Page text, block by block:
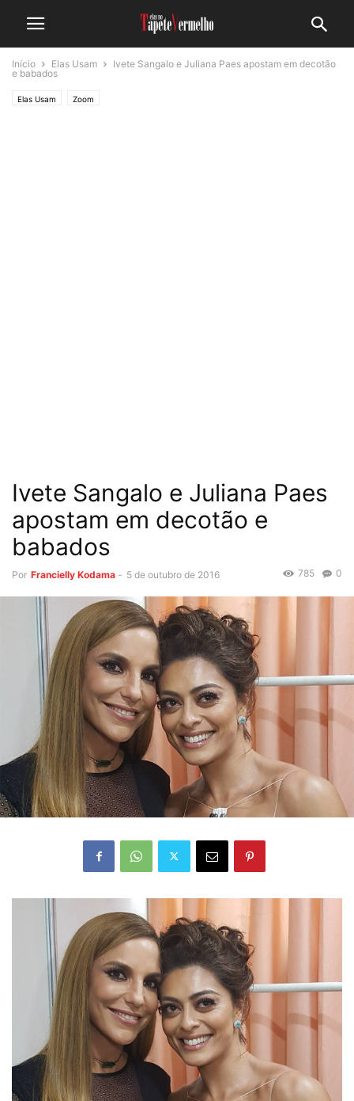
Início Elas Usam
Ivete Sangalo e Juliana Paes apostam em decotão
e babados
Elas Usam Zoom
Ivete Sangalo e Juliana Paes
apostam em decotão e
babados
Por Francielly Kodama - 5 de outubro de 2016 0
785